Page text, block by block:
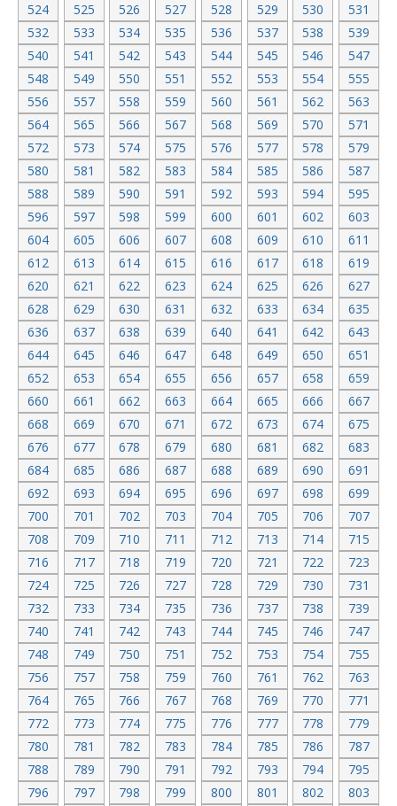
524
525 526 527 528 529 530
531
532
533 534 535 536 537 538
539
540
541 542 543 544 545 546
547
548
549 550 551 552 553 554
555
556
557 558 559 560 561 562
563
564
565 566 567 568 569 570
571
572
573 574 575 576 577 578
579
580
581 582 583 584 585 586
587
588
589 590 591 592 593 594
595
596
597 598 599 600 601 602
603
604
605 606 607 608 609 610
611
612
613 614 615 616 617 618
619
620
621 622 623 624 625 626
627
628
629 630 631 632 633 634
635
636
637 638 639 640 641 642
643
644
645 646 647 648 649 650
651
652
653 654 655 656 657 658
659
660
661 662 663 664 665 666
667
668
669 670 671 672 673 674
675
676
677 678 679 680 681 682
683
684
685 686 687 688 689 690
691
692
693 694 695 696 697 698
699
700
701 702 703 704 705 706
707
708
709 710 711 712 713 714
715
716
717 718 719 720 721 722
723
724
725 726 727 728 729 730
731
732
733 734 735 736 737 738
739
740
741 742 743 744 745 746
747
748
749 750 751 752 753 754
755
756
757 758 759 760 761 762
763
764
765 766 767 768 769 770
771
772
773 774 775 776 777 778
779
780
781 782 783 784 785 786
787
788
789 790 791 792 793 794
795
796
797 798 799 800 801 802
803